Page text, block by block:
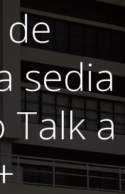
sedia
a